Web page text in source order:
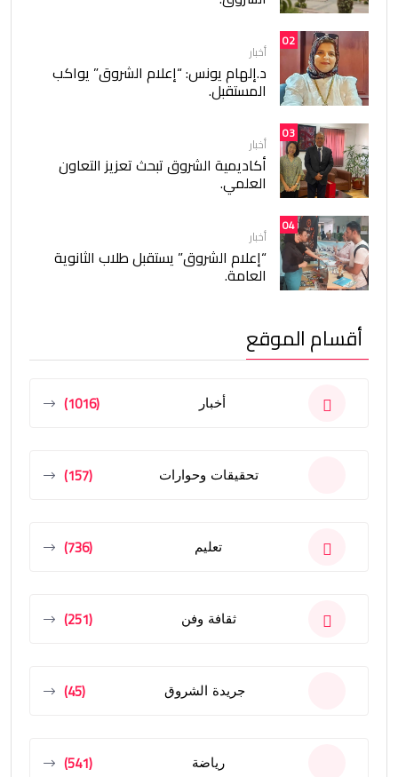
02
أخبار
د.إلهام يونس: “إعلام الشروق” يواكب
المستقبل.
03
أخبار
أكاديمية الشروق تبحث تعزيز التعاون
العلمي.
04
أخبار
“إعلام الشروق” يستقبل طلاب الثانوية
العامة.
أقسام الموقع
أخبار (1016)
تحقيقات وحوارات (157)
تعليم (736)
ثقافة وفن (251)
جريدة الشروق (45)
رياضة (541)